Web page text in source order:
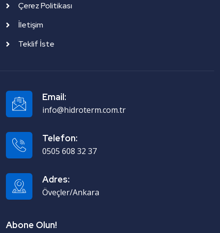
Çerez Politikası
İletişim
Teklif İste
Email:
info@hidroterm.com.tr
Telefon:
0505 608 32 37
Adres:
Öveçler/Ankara
Abone Olun!